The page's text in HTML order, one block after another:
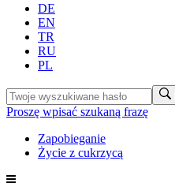
DE
EN
TR
RU
PL
Proszę wpisać szukaną frazę
Zapobieganie
Życie z cukrzycą